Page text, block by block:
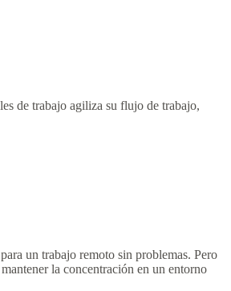
de trabajo agiliza su flujo de trabajo,
un trabajo remoto sin problemas. Pero
la concentración en un entorno